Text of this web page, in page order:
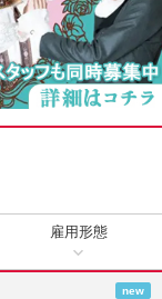
雇用形態
new